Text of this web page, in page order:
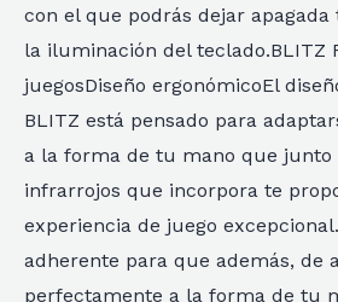
con el que podrás dejar
la iluminación del teclado.BLITZ
juegosDiseño ergonómicoEl
BLITZ está pensado para
a la forma de tu mano que junto
infrarrojos que incorpora te
experiencia de juego
adherente para que además, de
perfectamente a la forma de tu